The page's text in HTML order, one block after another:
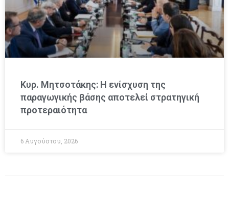
Κυρ. Μητσοτάκης: Η ενίσχυση της
παραγωγικής βάσης αποτελεί στρατηγική
προτεραιότητα
6 Αυγούστου, 2026